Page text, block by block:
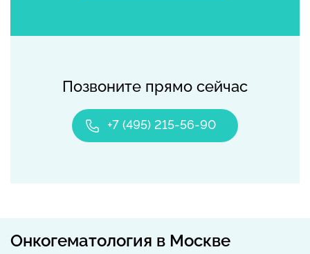
Позвоните прямо сейчас
+7 (495) 215-56-90
Онкогематология в Москве